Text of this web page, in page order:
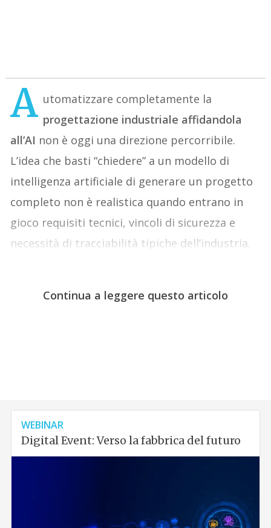
A utomatizzare completamente la
progettazione industriale affidandola
all’AI non è oggi una direzione percorribile.
L’idea che basti “chiedere” a un modello di
intelligenza artificiale di generare un progetto
completo non è realistica quando entrano in
gioco requisiti tecnici, vincoli di sicurezza e
necessità di tracciabilità tipiche dell’industria.
Continua a leggere questo articolo
WEBINAR
Digital Event: Verso la fabbrica del futuro